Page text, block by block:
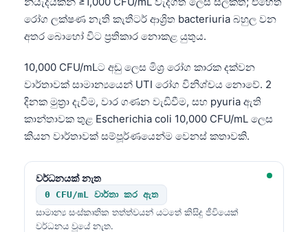
රෝග ලක්ෂණ නැති කැතීටර් ආශ්‍රිත bacteriuria බහුල වන
අතර බොහෝ විට ප්‍රතිකාර නොකළ යුතුය.
10,000 CFU/mLට අඩු ලෙස මිශ්‍ර රෝග කාරක දක්වන
වාර්තාවක් සාමාන්‍යයෙන් UTI රෝග විනිශ්චය නොවේ. 2
දිනක මුත්‍රා දැවීම, වාර ගණන වැඩිවීම, සහ pyuria ඇති
කාන්තාවක තුළ Escherichia coli 10,000 CFU/mL ලෙස
කියන වාර්තාවක් සම්පූර්ණයෙන්ම වෙනස් කතාවකි.
වර්ධනයක් නැත
0 CFU/mL වාර්තා කර ඇත
සාමාන්‍ය සංස්කෘතික තත්ත්වයන් යටතේ කිසිදු ජීවියෙක්
වර්ධනය වූයේ නැත.